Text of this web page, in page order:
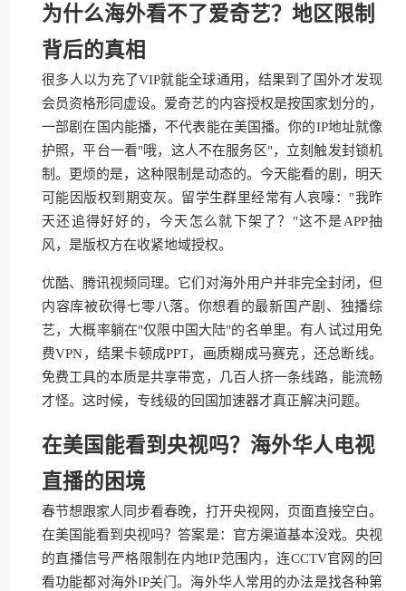
为什么海外看不了爱奇艺？地区限制
背后的真相
很多人以为充了VIP就能全球通用，结果到了国外才发现
会员资格形同虚设。爱奇艺的内容授权是按国家划分的，
一部剧在国内能播，不代表能在美国播。你的IP地址就像
护照，平台一看"哦，这人不在服务区"，立刻触发封锁机
制。更烦的是，这种限制是动态的。今天能看的剧，明天
可能因版权到期变灰。留学生群里经常有人哀嚎："我昨
天还追得好好的，今天怎么就下架了？"这不是APP抽
风，是版权方在收紧地域授权。
优酷、腾讯视频同理。它们对海外用户并非完全封闭，但
内容库被砍得七零八落。你想看的最新国产剧、独播综
艺，大概率躺在"仅限中国大陆"的名单里。有人试过用免
费VPN，结果卡顿成PPT，画质糊成马赛克，还总断线。
免费工具的本质是共享带宽，几百人挤一条线路，能流畅
才怪。这时候，专线级的回国加速器才真正解决问题。
在美国能看到央视吗？海外华人电视
直播的困境
春节想跟家人同步看春晚，打开央视网，页面直接空白。
在美国能看到央视吗？答案是：官方渠道基本没戏。央视
的直播信号严格限制在内地IP范围内，连CCTV官网的回
看功能都对海外IP关门。海外华人常用的办法是找各种第